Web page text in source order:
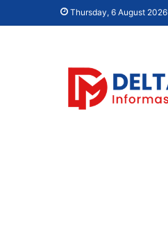
Thursday, 6 August 2026